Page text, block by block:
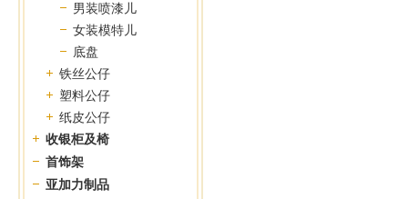
男装喷漆儿
女装模特儿
底盘
铁丝公仔
塑料公仔
纸皮公仔
收银柜及椅
首饰架
亚加力制品